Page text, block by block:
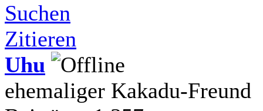
Suchen
Zitieren
Uhu
ehemaliger Kakadu-Freund